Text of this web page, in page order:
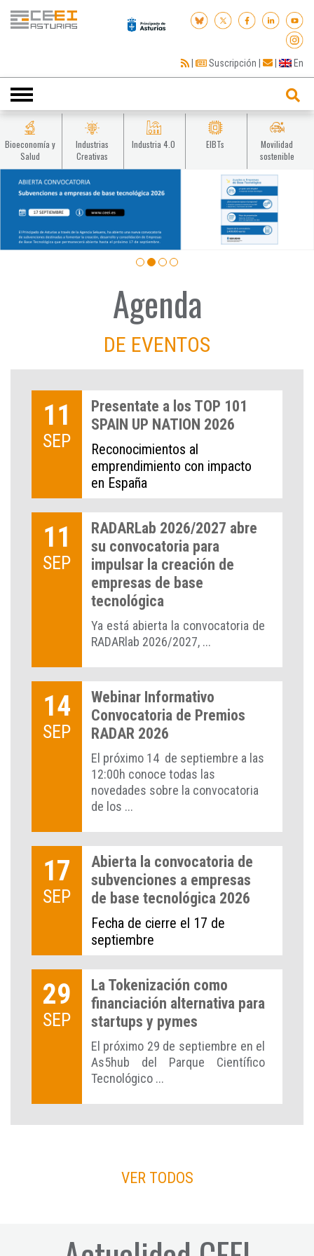
| Suscripción | | En
Toggle
navigation
Bioeconomía y
Salud
Industrias
Creativas
Industria 4.0 EIBTs
Movilidad
sostenible
Agenda
DE EVENTOS
11
SEP
Presentate a los TOP 101
SPAIN UP NATION 2026
Reconocimientos al
emprendimiento con impacto
en España
11
SEP
RADARLab 2026/2027 abre
su convocatoria para
impulsar la creación de
empresas de base
tecnológica
Ya está abierta la convocatoria de
RADARlab 2026/2027, ...
14
SEP
Webinar Informativo
Convocatoria de Premios
RADAR 2026
El próximo 14 de septiembre a las
12:00h conoce todas las
novedades sobre la convocatoria
de los ...
17
SEP
Abierta la convocatoria de
subvenciones a empresas
de base tecnológica 2026
Fecha de cierre el 17 de
septiembre
29
SEP
La Tokenización como
financiación alternativa para
startups y pymes
El próximo 29 de septiembre en el
As5hub del Parque Científico
Tecnológico ...
VER TODOS